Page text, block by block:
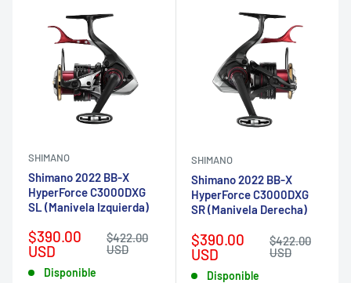
SHIMANO
Shimano 2022 BB-X
HyperForce C3000DXG
SL (Manivela Izquierda)
Precio
de
venta
$390.00
USD
Precio
habitual
$422.00
USD
Disponible
SHIMANO
Shimano 2022 BB-X
HyperForce C3000DXG
SR (Manivela Derecha)
Precio
de
venta
$390.00
USD
Precio
habitual
$422.00
USD
Disponible